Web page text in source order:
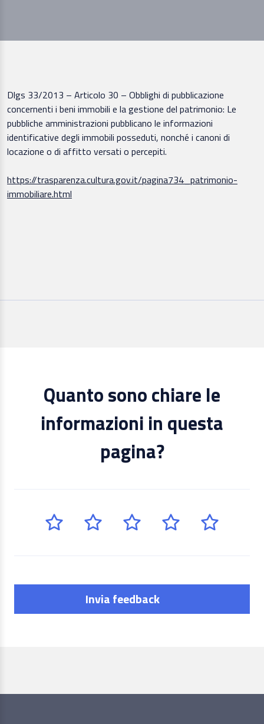
Dlgs 33/2013 – Articolo 30 – Obblighi di pubblicazione
concernenti i beni immobili e la gestione del patrimonio: Le
pubbliche amministrazioni pubblicano le informazioni
identificative degli immobili posseduti, nonché i canoni di
locazione o di affitto versati o percepiti.
https://trasparenza.cultura.gov.it/pagina734_patrimonio-
immobiliare.html
Quanto sono chiare le
informazioni in questa
pagina?
Invia feedback